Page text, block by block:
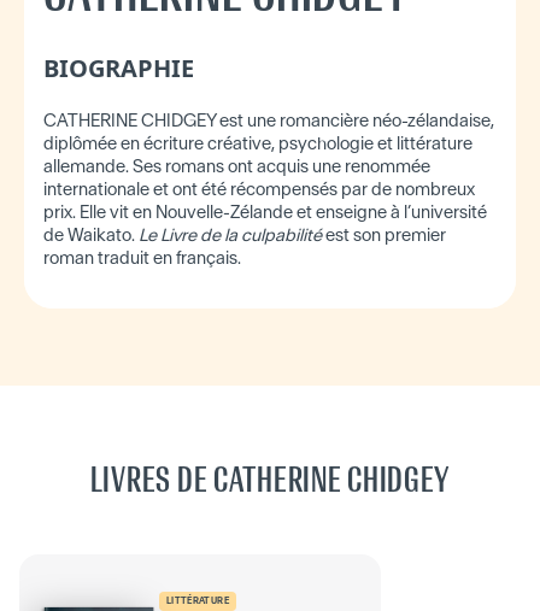
BIOGRAPHIE
CATHERINE CHIDGEY est une romancière néo-zélandaise,
diplômée en écriture créative, psychologie et littérature
allemande. Ses romans ont acquis une renommée
internationale et ont été récompensés par de nombreux
prix. Elle vit en Nouvelle-Zélande et enseigne à l’université
de Waikato. Le Livre de la culpabilitéest son premier
roman traduit en français.
LIVRES DE CATHERINE CHIDGEY
LITTÉRATURE